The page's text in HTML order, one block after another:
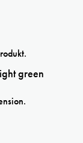
green